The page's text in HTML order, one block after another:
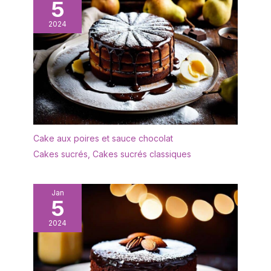
porcelaine au style blanc
classique sont simples et
raffinés, s’accordant
parfaitement avec toute
vaisselle et décoration de
table. Les parois
présentent une texture
nervurée pour une
meilleure prise en main et
un transport facile.
un rangement gain de
place et une cuisine bien
nettoyer : La surface lisse
et émaillée de ces
Ramequin Creme Brulee
est antiadhésive, ce qui
facilite le nettoyage.
Lavage à la main ou au
lave-vaisselle, ils peuvent
5
2024
Cake aux poires et sauce chocolat
Cakes sucrés Cakes sucrés classiques
Jan
5
2024